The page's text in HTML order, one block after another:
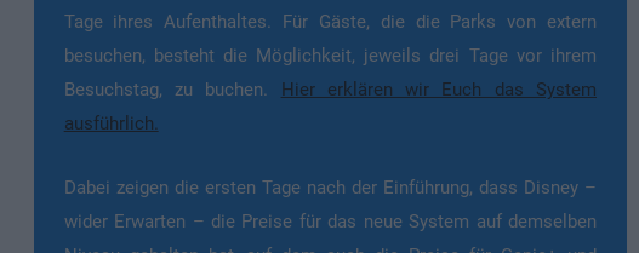
Tage ihres Aufenthaltes. Für Gäste, die die Parks von extern
besuchen, besteht die Möglichkeit, jeweils drei Tage vor ihrem
Besuchstag, zu buchen. Hier erklären wir Euch das System
ausführlich.
Dabei zeigen die ersten Tage nach der Einführung, dass Disney –
wider Erwarten – die Preise für das neue System auf demselben